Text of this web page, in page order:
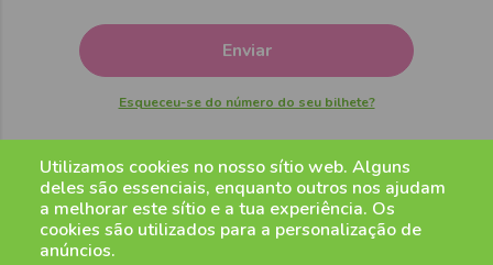
Utilizamos cookies no nosso sítio web. Alguns
deles são essenciais, enquanto outros nos ajudam
a melhorar este sítio e a tua experiência. Os
cookies são utilizados para a personalização de
anúncios.
Enviar
Esqueceu-se do número do seu bilhete?